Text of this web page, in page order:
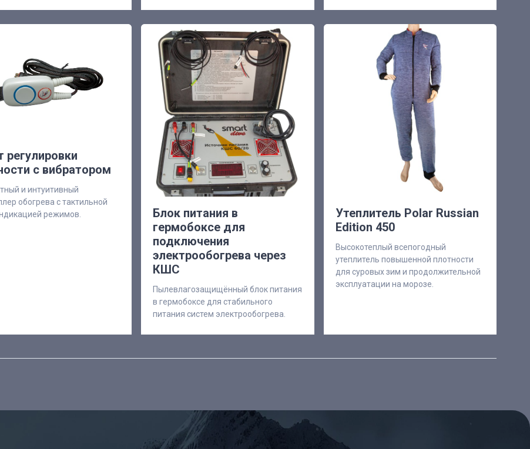
регулировки
с вибратором
и интуитивный
обогрева с тактильной
режимов.
Блок питания в
гермобоксе для
подключения
электрообогрева через
КШС
Пылевлагозащищённый блок питания
в гермобоксе для стабильного
питания систем электрообогрева.
Утеплитель Polar Russian
Edition 450
Высокотеплый всепогодный
утеплитель повышенной плотности
для суровых зим и продолжительной
эксплуатации на морозе.